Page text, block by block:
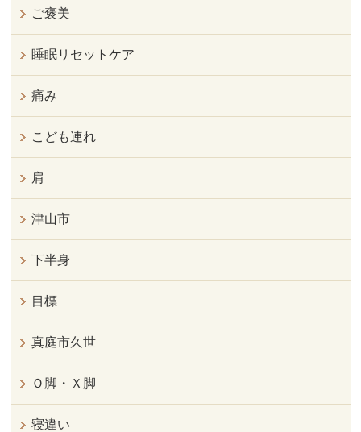
ご褒美
睡眠リセットケア
痛み
こども連れ
肩
津山市
下半身
目標
真庭市久世
Ｏ脚・Ｘ脚
寝違い